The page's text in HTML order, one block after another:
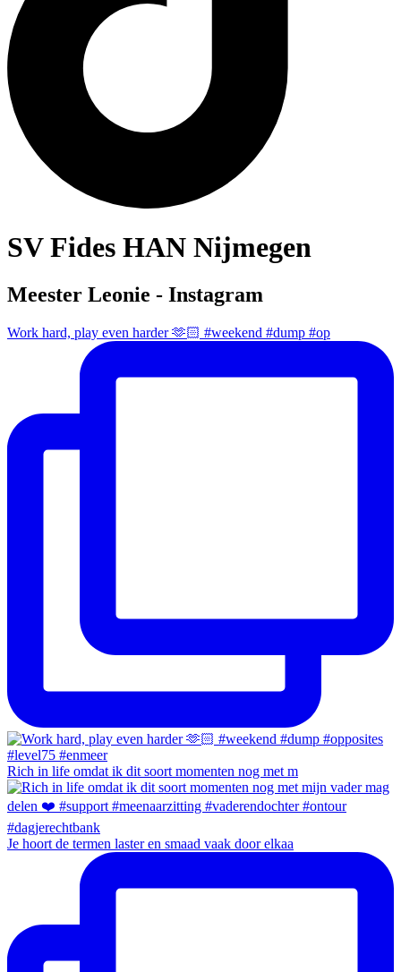
SV Fides HAN Nijmegen
Meester Leonie - Instagram
Work hard, play even harder 🫶🏻 #weekend #dump #op
Rich in life omdat ik dit soort momenten nog met m
Je hoort de termen laster en smaad vaak door elkaa